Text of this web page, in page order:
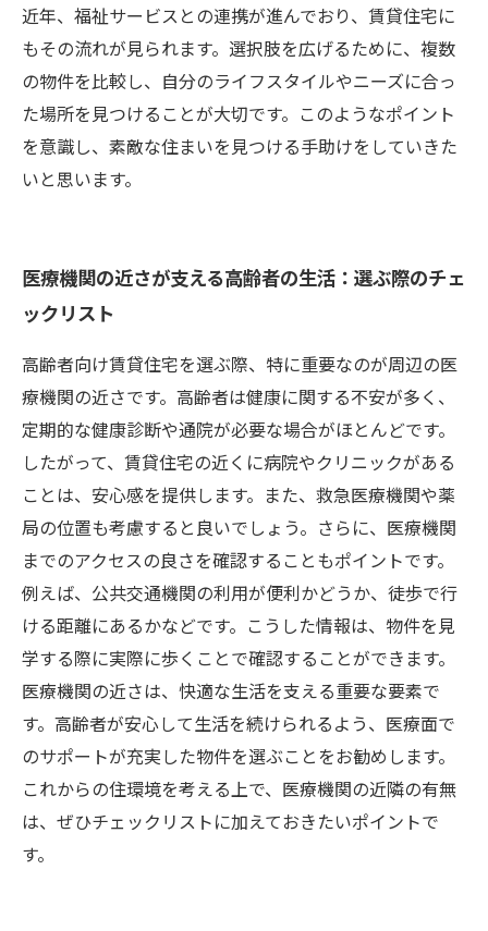
近年、福祉サービスとの連携が進んでおり、賃貸住宅に
もその流れが見られます。選択肢を広げるために、複数
の物件を比較し、自分のライフスタイルやニーズに合っ
た場所を見つけることが大切です。このようなポイント
を意識し、素敵な住まいを見つける手助けをしていきた
いと思います。
医療機関の近さが支える高齢者の生活：選ぶ際のチェ
ックリスト
高齢者向け賃貸住宅を選ぶ際、特に重要なのが周辺の医
療機関の近さです。高齢者は健康に関する不安が多く、
定期的な健康診断や通院が必要な場合がほとんどです。
したがって、賃貸住宅の近くに病院やクリニックがある
ことは、安心感を提供します。また、救急医療機関や薬
局の位置も考慮すると良いでしょう。さらに、医療機関
までのアクセスの良さを確認することもポイントです。
例えば、公共交通機関の利用が便利かどうか、徒歩で行
ける距離にあるかなどです。こうした情報は、物件を見
学する際に実際に歩くことで確認することができます。
医療機関の近さは、快適な生活を支える重要な要素で
す。高齢者が安心して生活を続けられるよう、医療面で
のサポートが充実した物件を選ぶことをお勧めします。
これからの住環境を考える上で、医療機関の近隣の有無
は、ぜひチェックリストに加えておきたいポイントで
す。